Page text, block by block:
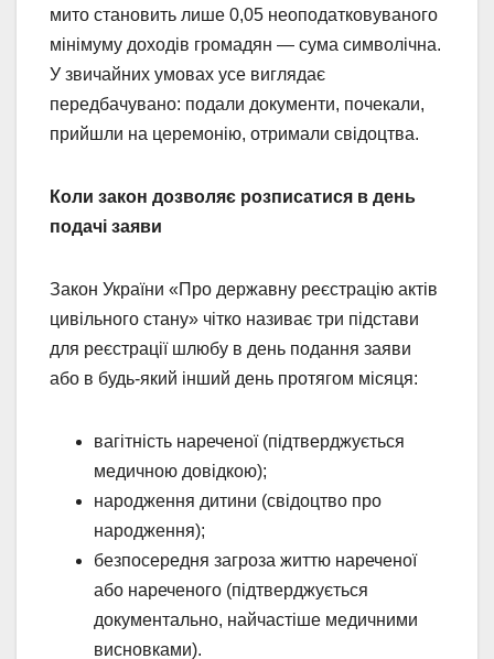
мито становить лише 0,05 неоподатковуваного
мінімуму доходів громадян — сума символічна.
У звичайних умовах усе виглядає
передбачувано: подали документи, почекали,
прийшли на церемонію, отримали свідоцтва.
Коли закон дозволяє розписатися в день
подачі заяви
Закон України «Про державну реєстрацію актів
цивільного стану» чітко називає три підстави
для реєстрації шлюбу в день подання заяви
або в будь-який інший день протягом місяця:
вагітність нареченої (підтверджується
медичною довідкою);
народження дитини (свідоцтво про
народження);
безпосередня загроза життю нареченої
або нареченого (підтверджується
документально, найчастіше медичними
висновками).